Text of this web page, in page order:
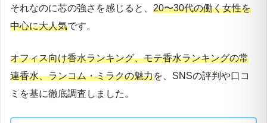
それなのに芯の強さを感じると、 20〜30代の働く女性を
中心に大人気です。
オフィス向け香水ランキング、モテ香水ランキングの常
連香水、ランコム・ミラクの魅力を、SNSの評判や口コ
ミを基に徹底調査しました。